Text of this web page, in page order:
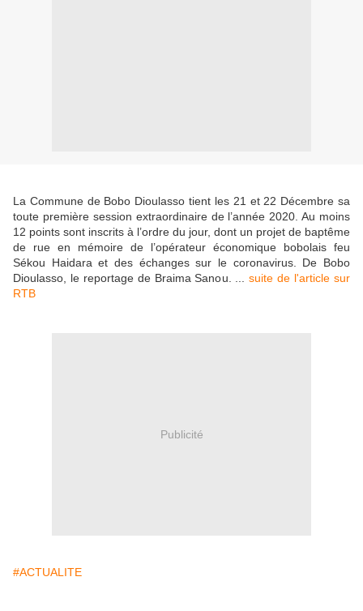
La Commune de Bobo Dioulasso tient les 21 et 22 Décembre sa
toute première session extraordinaire de l’année 2020. Au moins
12 points sont inscrits à l’ordre du jour, dont un projet de baptême
de rue en mémoire de l’opérateur économique bobolais feu
Sékou Haidara et des échanges sur le coronavirus. De Bobo
Dioulasso, le reportage de Braima Sanou. ...suite de l'article sur
RTB
Publicité
#ACTUALITE